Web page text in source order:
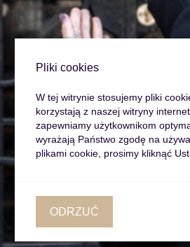
Pliki cookies
W tej witrynie stosujemy pliki
korzystają z naszej witryny
zapewniamy użytkownikom
wyrażają Państwo zgodę na
plikami cookie, prosimy kliknąć
ODRZUĆ